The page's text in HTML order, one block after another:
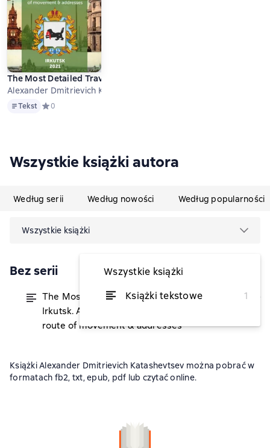
The Most Detailed Travel Guide around Irkutsk. All the
Alexander Dmitrievich Katashevtsev
TekstTekst Средний рейтинг 0 на основе 0 оценок
0
Wszystkie książki autora
Według serii Według nowości Według popularności
Wszystkie książki
Wszystkie książki
Książki tekstowe
1
Bez serii
The Most Detailed Travel Guide around
Irkutsk. All the attractions with the
route of movement & addresses
od 9,08 zł
Książki Alexander Dmitrievich Katashevtsev można pobrać w
formatach fb2, txt, epub, pdf lub czytać online.